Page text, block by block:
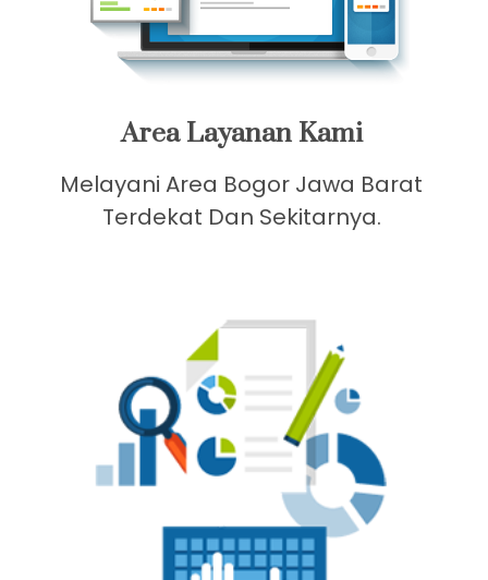
Area Layanan Kami
Melayani Area Bogor Jawa Barat
Terdekat Dan Sekitarnya.